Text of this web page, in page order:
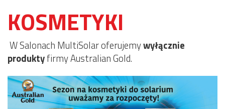
KOSMETYKI
W Salonach MultiSolar oferujemywyłącznie
produktyfirmy Australian Gold.